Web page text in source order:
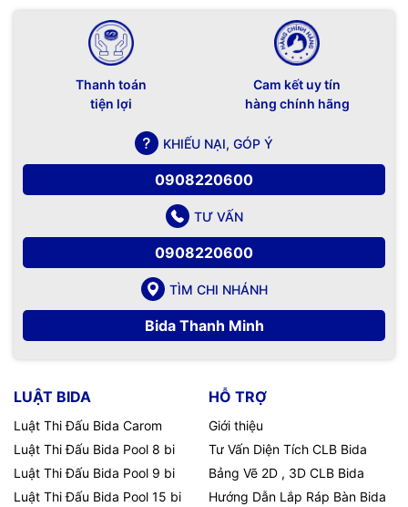
Thanh toán
tiện lợi
Cam kết uy tín
hàng chính hãng
KHIẾU NẠI, GÓP Ý
0908220600
TƯ VẤN
0908220600
TÌM CHI NHÁNH
Bida Thanh Minh
LUẬT BIDA
Luật Thi Đấu Bida Carom
Luật Thi Đấu Bida Pool 8 bi
Luật Thi Đấu Bida Pool 9 bi
Luật Thi Đấu Bida Pool 15 bi
HỖ TRỢ
Giới thiệu
Tư Vấn Diện Tích CLB Bida
Bảng Vẽ 2D , 3D CLB Bida
Hướng Dẫn Lắp Ráp Bàn Bida